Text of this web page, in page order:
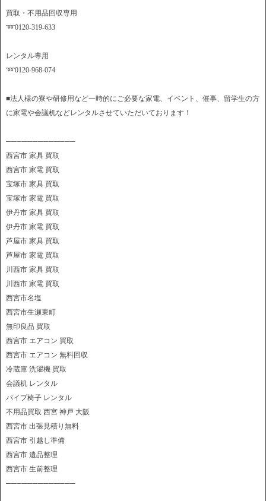
買取・不用品回収専用
➿0120-319-633
レンタル専用
➿0120-968-074
■法人様の寮や研修用など一時的にご必要な家電、イベント、催事、留学生の方
に家電や会議机などレンタルさせていただいております！
─────────────
西宮市 家具 買取
西宮市 家電 買取
宝塚市 家具 買取
宝塚市 家電 買取
伊丹市 家具 買取
伊丹市 家電 買取
芦屋市 家具 買取
芦屋市 家電 買取
川西市 家具 買取
川西市 家電 買取
西宮市名塩
西宮市生瀬東町
無印良品 買取
西宮市 エアコン 買取
西宮市 エアコン 無料回収
冷蔵庫 洗濯機 買取
会議机 レンタル
パイプ椅子 レンタル
不用品買取 西宮 神戸 大阪
西宮市 出張見積り無料
西宮市 引越し準備
西宮市 遺品整理
西宮市 生前整理
─────────────